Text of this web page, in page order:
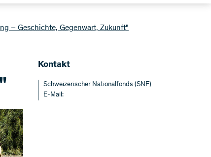
– Geschichte, Gegenwart, Zukunft"
Kontakt
Schweizerischer Nationalfonds (SNF)
E-Mail: